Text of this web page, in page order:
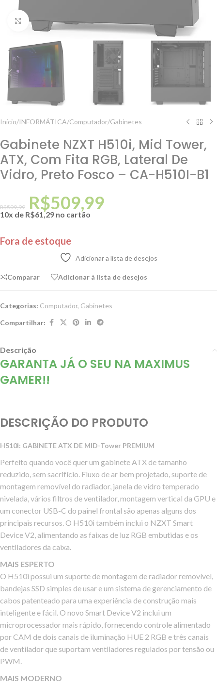
Clique para ampliar
Início/INFORMÁTICA/Computador/Gabinetes
Gabinete NZXT H510i, Mid Tower,
ATX, Com Fita RGB, Lateral De
Vidro, Preto Fosco – CA-H510I-B1
R$599,99 R$509,99
10x de R$61,29 no cartão
Fora de estoque
Adicionar a lista de desejos
Comparar Adicionar à lista de desejos
Categorias: Computador, Gabinetes
Compartilhar:
Descrição
GARANTA JÁ O SEU NA MAXIMUS
GAMER!!
DESCRIÇÃO DO PRODUTO
H510I: GABINETE ATX DE MID-Tower PREMIUM
Perfeito quando você quer um gabinete ATX de tamanho
reduzido, sem sacrifício. Fluxo de ar bem projetado, suporte de
montagem removível do radiador, janela de vidro temperado
nivelada, vários filtros de ventilador, montagem vertical da GPU e
um conector USB-C do painel frontal são apenas alguns dos
principais recursos. O H510i também inclui o NZXT Smart
Device V2, alimentando as faixas de luz RGB embutidas e os
ventiladores da caixa.
MAIS ESPERTO
O H510i possui um suporte de montagem de radiador removível,
bandejas SSD simples de usar e um sistema de gerenciamento de
cabos patenteado para uma experiência de construção mais
inteligente e fácil. O novo Smart Device V2 inclui um
microprocessador mais rápido, fornecendo controle alimentado
por CAM de dois canais de iluminação HUE 2 RGB e três canais
de ventilador que suportam ventiladores regulados por tensão ou
PWM.
MAIS MODERNO